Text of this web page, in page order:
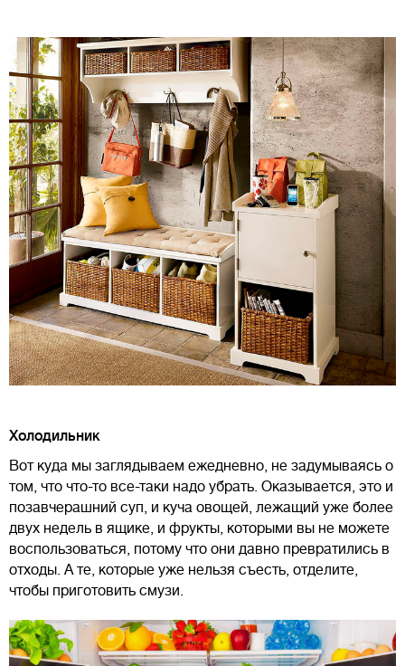
Холодильник
Вот куда мы заглядываем ежедневно, не задумываясь о
том, что что-то все-таки надо убрать. Оказывается, это и
позавчерашний суп, и куча овощей, лежащий уже более
двух недель в ящике, и фрукты, которыми вы не можете
воспользоваться, потому что они давно превратились в
отходы. А те, которые уже нельзя съесть, отделите,
чтобы приготовить смузи.